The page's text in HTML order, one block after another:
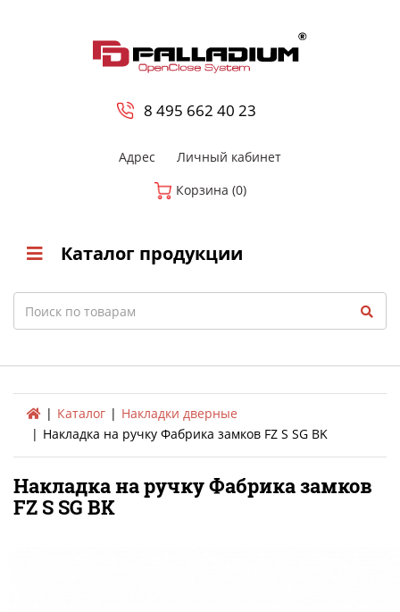
8 495 662 40 23
Адрес
Личный кабинет
Корзина (0)
Каталог продукции
Search
Каталог
Накладки дверные
Накладка на ручку Фабрика замков FZ S SG BK
Накладка на ручку Фабрика замков
FZ S SG BK